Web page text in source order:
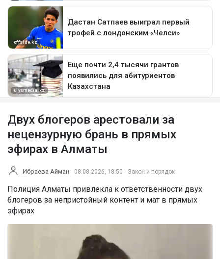
Двух блогеров арестовали за
нецензурную брань в прямых
эфирах в Алматы
Ибраева Айман 08.08.2026, 18:50 Закон и порядок
Полиция Алматы привлекла к ответственности двух
блогеров за непристойный контент и мат в прямых
эфирах